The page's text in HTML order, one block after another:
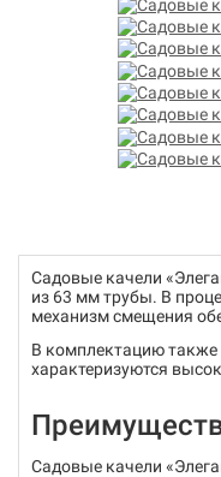
Садовые качели
из 63 мм трубы. В
механизм смещения
В комплектацию также
характеризуются
Садовые качели